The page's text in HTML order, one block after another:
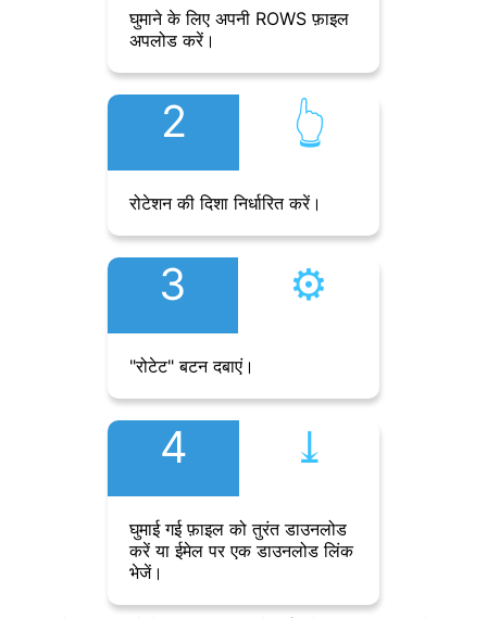
घुमाने के लिए अपनी ROWS फ़ाइल
अपलोड करें।
2 👆︎
रोटेशन की दिशा निर्धारित करें।
3 ⚙︎
"रोटेट" बटन दबाएं।
4 ⤓︎
घुमाई गई फ़ाइल को तुरंत डाउनलोड
करें या ईमेल पर एक डाउनलोड लिंक
भेजें।